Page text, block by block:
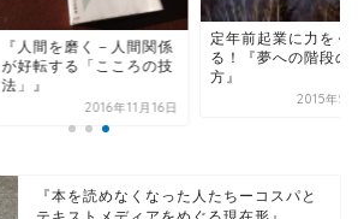
定年前起業に力をくれ
る！『夢への階段の登り
方』
2015年5月21日
『50歳からの学び直
門』
『本を読めなくなった人たちーコスパと